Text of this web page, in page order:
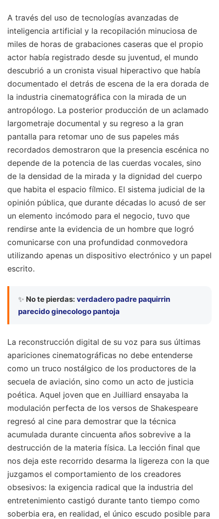
A través del uso de tecnologías avanzadas de
inteligencia artificial y la recopilación minuciosa de
miles de horas de grabaciones caseras que el propio
actor había registrado desde su juventud, el mundo
descubrió a un cronista visual hiperactivo que había
documentado el detrás de escena de la era dorada de
la industria cinematográfica con la mirada de un
antropólogo. La posterior producción de un aclamado
largometraje documental y su regreso a la gran
pantalla para retomar uno de sus papeles más
recordados demostraron que la presencia escénica no
depende de la potencia de las cuerdas vocales, sino
de la densidad de la mirada y la dignidad del cuerpo
que habita el espacio fílmico. El sistema judicial de la
opinión pública, que durante décadas lo acusó de ser
un elemento incómodo para el negocio, tuvo que
rendirse ante la evidencia de un hombre que logró
comunicarse con una profundidad conmovedora
utilizando apenas un dispositivo electrónico y un papel
escrito.
✨ No te pierdas: verdadero padre paquirrin
parecido ginecologo pantoja
La reconstrucción digital de su voz para sus últimas
apariciones cinematográficas no debe entenderse
como un truco nostálgico de los productores de la
secuela de aviación, sino como un acto de justicia
poética. Aquel joven que en Juilliard ensayaba la
modulación perfecta de los versos de Shakespeare
regresó al cine para demostrar que la técnica
acumulada durante cincuenta años sobrevive a la
destrucción de la materia física. La lección final que
nos deja este recorrido desarma la ligereza con la que
juzgamos el comportamiento de los creadores
obsesivos: la exigencia radical que la industria del
entretenimiento castigó durante tanto tiempo como
soberbia era, en realidad, el único escudo posible para